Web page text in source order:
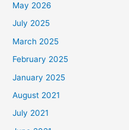
May 2026
July 2025
March 2025
February 2025
January 2025
August 2021
July 2021